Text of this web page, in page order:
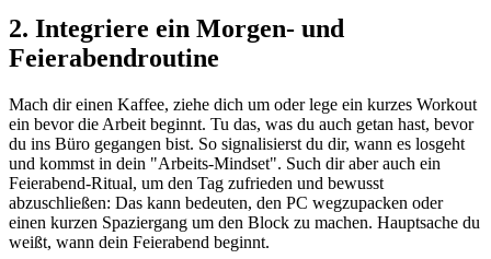
2. Integriere ein Morgen- und
Feierabendroutine
Mach dir einen Kaffee, ziehe dich um oder lege ein kurzes Workout
ein bevor die Arbeit beginnt. Tu das, was du auch getan hast, bevor
du ins Büro gegangen bist. So signalisierst du dir, wann es losgeht
und kommst in dein "Arbeits-Mindset". Such dir aber auch ein
Feierabend-Ritual, um den Tag zufrieden und bewusst
abzuschließen: Das kann bedeuten, den PC wegzupacken oder
einen kurzen Spaziergang um den Block zu machen. Hauptsache du
weißt, wann dein Feierabend beginnt.